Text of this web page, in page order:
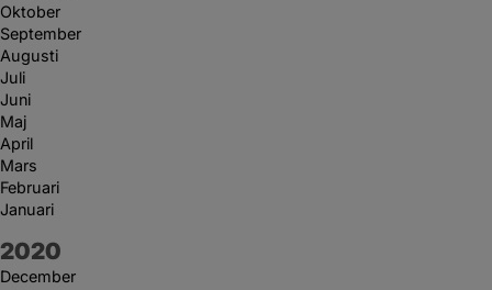
Oktober
September
Augusti
Juli
Juni
Maj
April
Mars
Februari
Januari
År:
2020
December